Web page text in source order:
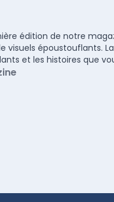
édition de notre
visuels époustouflants.
et les histoires que